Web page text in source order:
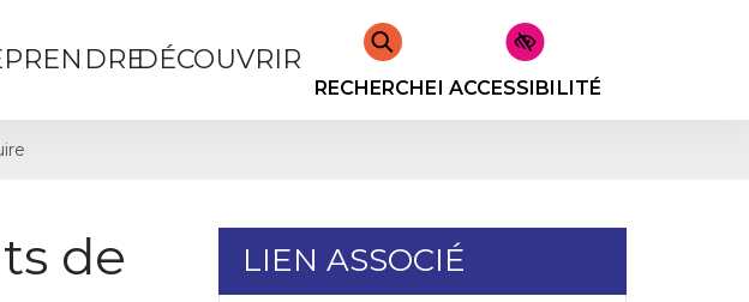
DÉCOUVRIR
RECHERCHERACCESSIBILITÉ
de
LIEN ASSOCIÉ